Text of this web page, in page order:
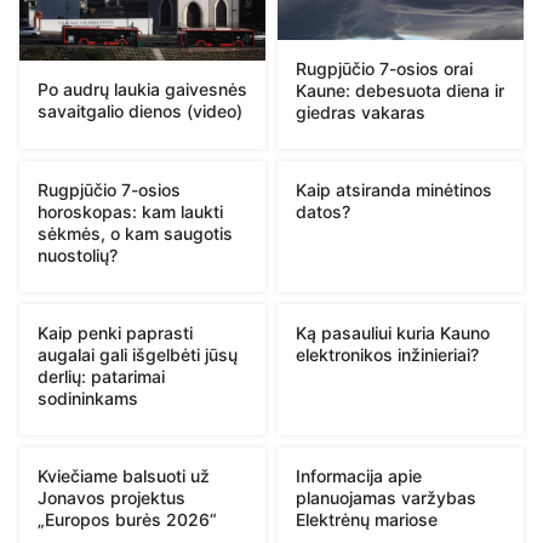
Po audrų laukia gaivesnės
savaitgalio dienos (video)
Rugpjūčio 7-osios orai
Kaune: debesuota diena ir
giedras vakaras
Rugpjūčio 7-osios
horoskopas: kam laukti
sėkmės, o kam saugotis
nuostolių?
Kaip atsiranda minėtinos
datos?
Kaip penki paprasti
augalai gali išgelbėti jūsų
derlių: patarimai
sodininkams
Ką pasauliui kuria Kauno
elektronikos inžinieriai?
Kviečiame balsuoti už
Jonavos projektus
„Europos burės 2026“
Informacija apie
planuojamas varžybas
Elektrėnų mariose